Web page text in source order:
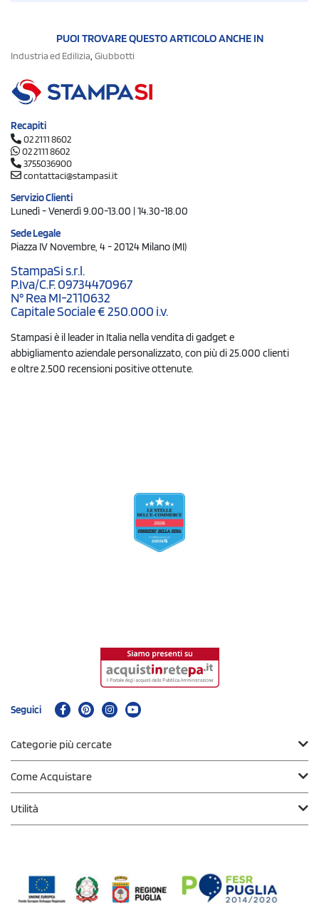
PUOI TROVARE QUESTO ARTICOLO ANCHE IN
Industria ed Edilizia Giubbotti
Recapiti
02 2111 8602
02 2111 8602
3755036900
contattaci@stampasi.it
Servizio Clienti
Lunedì - Venerdì 9.00-13.00 | 14.30-18.00
Sede Legale
Piazza IV Novembre, 4 - 20124 Milano (MI)
StampaSi s.r.l.
P.Iva/C.F. 09734470967
N° Rea MI-2110632
Capitale Sociale € 250.000 i.v.
Stampasi è il leader in Italia nella vendita di gadget e
abbigliamento aziendale personalizzato, con più di 25.000 clienti
e oltre 2.500 recensioni positive ottenute.
Seguici
Categorie più cercate
Come Acquistare
Utilità